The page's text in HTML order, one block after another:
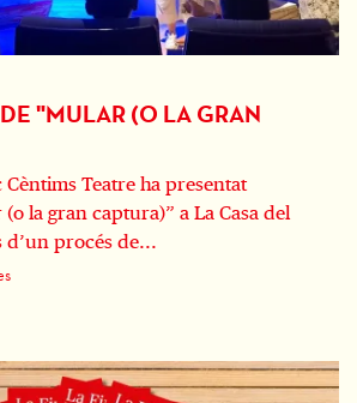
"MULAR (O LA GRAN
Teatre ha presentat
(o la gran captura)” a La Casa del
d’un procés de...